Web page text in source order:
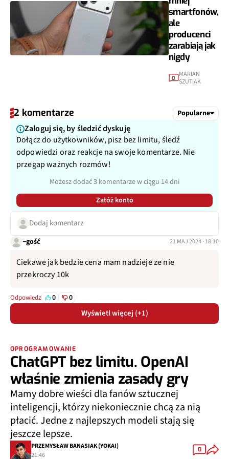
smartfonów,
ale
producenci
zarabiają jak
nigdy
0 MARIAN
SZUTIAK
2 komentarze Popularne
Zaloguj się, by śledzić dyskuję
Dołącz do użytkowników, pisz bez limitu, śledź
odpowiedzi oraz reakcje na swoje komentarze. Nie
przegap ważnych rozmów!
Możesz dodać 3 komentarze w ciągu 14 dni
Załóż konto
Dodaj komentarz
~gość 21 MAJ 2024 · 18:10
Ciekawe jak bedzie cena mam nadzieje ze nie
przekroczy 10k
Odpowiedz 0 0
Wyświetl więcej (+1)
OPROGRAMOWANIE
ChatGPT bez limitu. OpenAI
właśnie zmienia zasady gry
Mamy dobre wieści dla fanów sztucznej
inteligencji, którzy niekoniecznie chcą za nią
płacić. Jedne z najlepszych modeli stają się
jeszcze lepsze.
PRZEMYSŁAW BANASIAK (YOKAI)
21:46
0